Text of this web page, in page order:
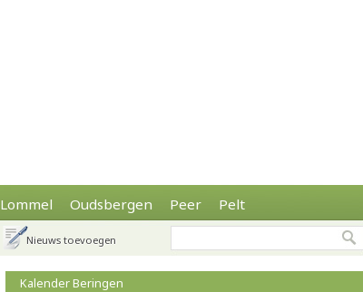
Lommel Oudsbergen Peer Pelt
Nieuws toevoegen
Kalender Beringen